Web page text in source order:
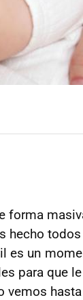
forma
es un
para que
vemos